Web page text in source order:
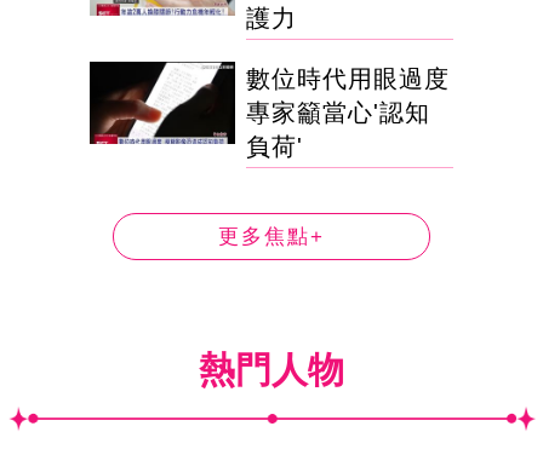
護力
數位時代用眼過度
專家籲當心'認知
負荷'
更多焦點+
熱門人物